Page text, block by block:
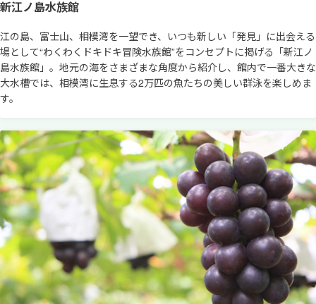
新江ノ島水族館
江の島、富士山、相模湾を一望でき、いつも新しい「発見」に出会える
場として“わくわくドキドキ冒険水族館”をコンセプトに掲げる「新江ノ
島水族館」。地元の海をさまざまな角度から紹介し、館内で一番大きな
大水槽では、相模湾に生息する2万匹の魚たちの美しい群泳を楽しめま
す。